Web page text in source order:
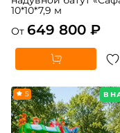
10*10*7,9 м
От 649 800 ₽
В
5